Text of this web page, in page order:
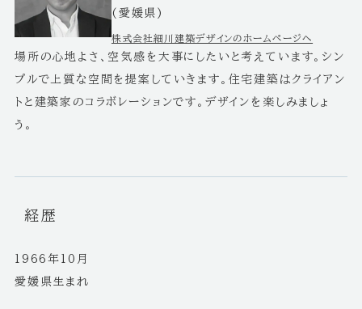
(愛媛県)
株式会社細川建築デザインのホームページへ
場所の心地よさ、空気感を大事にしたいと考えています。シン
プルで上質な空間を提案していきます。住宅建築はクライアン
トと建築家のコラボレーションです。デザインを楽しみましょ
う。
経歴
1966年10月
愛媛県生まれ